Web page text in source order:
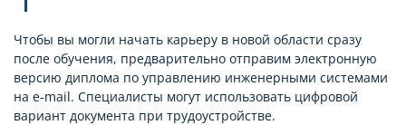
Чтобы вы могли начать карьеру в новой области сразу
после обучения, предварительно отправим электронную
версию диплома по управлению инженерными системами
на e-mail. Специалисты могут использовать цифровой
вариант документа при трудоустройстве.